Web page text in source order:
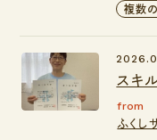
複数
スキ
from
ふくし